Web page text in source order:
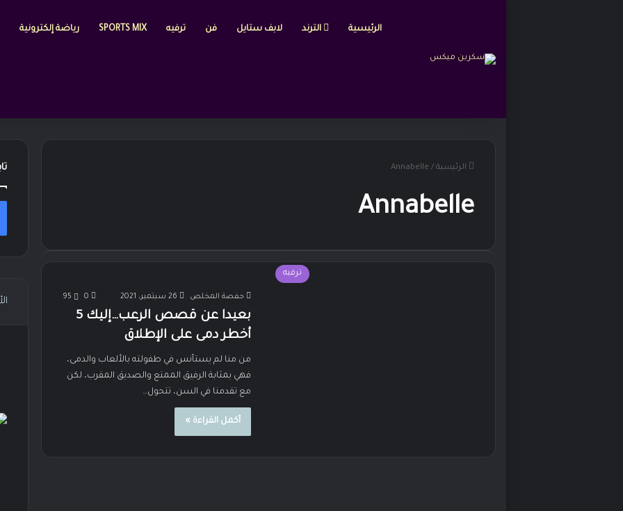
الرئيسية الترند لابف ستايل فن ترفيه SPORTS MIX رياضة إلكترونية
الرئيسية /
Annabelle
Annabelle
ترفيه
حفصة المخلص 26 سبتمبر، 2021 0
95
بعيدا عن قصص الرعب…إليك 5
أخطر دمى على الإطلاق
من منا لم يستأنس في طفولته بالألعاب والدمى،
فهي بمثابة الرفيق الممتع والصديق المقرب، لكن
مع تقدمنا في السن، تتحول…
أكمل القراءة »